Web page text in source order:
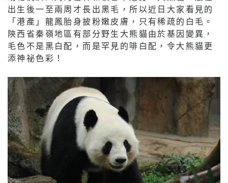
出生後一至兩周才長出黑毛，所以近日大家看見的
「港產」龍鳳胎身披粉嫩皮膚，只有稀疏的白毛。
陝西省秦嶺地區有部分野生大熊貓由於基因變異，
毛色不是黑白配，而是罕見的啡白配，令大熊貓更
添神祕色彩！